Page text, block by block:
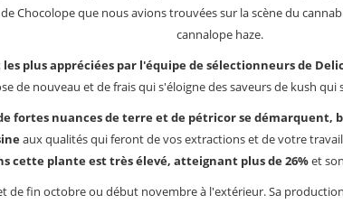
Chocolope que nous avions trouvées sur la scène du
cannalope haze.
plus appréciées par l'équipe de sélectionneurs de
de nouveau et de frais qui s'éloigne des saveurs de kush
fortes nuances de terre et de pétricor se démarquent,
aux qualités qui feront de vos extractions et de votre
cette plante est très élevé, atteignant plus de 26%et
de fin octobre ou début novembre à l'extérieur. Sa